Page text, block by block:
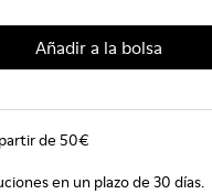
Añadir a la bolsa
de 50€
en un plazo de 30 días.